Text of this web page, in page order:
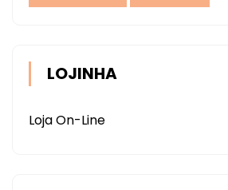
LOJINHA
Loja On-Line